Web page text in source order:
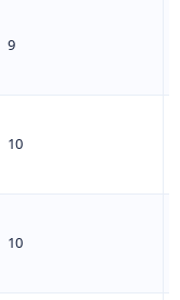
9
10
10